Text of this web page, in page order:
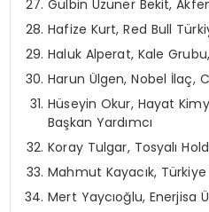
Gülbin Uzuner Bekit,
Hafize Kurt, Red Bull
Haluk Alperat, Kale
Harun Ülgen, Nobel İlaç,
Hüseyin Okur, Hayat
Başkan Yardımcı
Koray Tulgar, Tosyalı
Mahmut Kayacık, Türkiye
Mert Yaycıoğlu, Enerjisa